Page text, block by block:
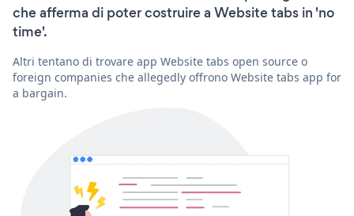
che afferma di poter costruire a Website tabs in 'no
time'.
Altri tentano di trovare app Website tabs open source o
foreign companies che allegedly offrono Website tabs app for
a bargain.